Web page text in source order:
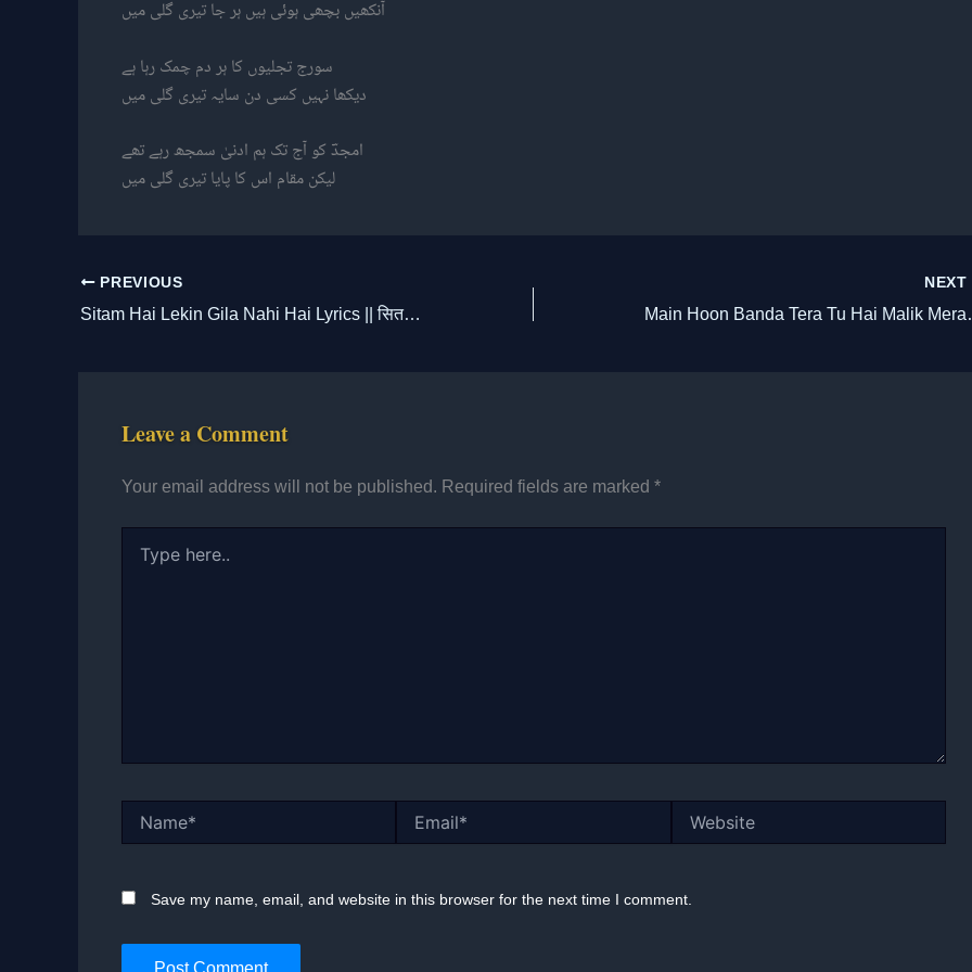
آنکھیں بچھی ہوئی ہیں ہر جا تیری گلی میں
سورج تجلیوں کا ہر دم چمک رہا ہے
دیکھا نہیں کسی دن سایہ تیری گلی میں
امجدؔ کو آج تک ہم ادنیٰ سمجھ رہے تھے
لیکن مقام اس کا پایا تیری گلی میں
PREVIOUS
Sitam Hai Lekin Gila Nahi Hai Lyrics || सितम है लेकिन गिला नहीं है, अलम है फ़िक्र-ए-अलम नहीं है।
NEXT
Main Hoon
Leave a Comment
Your email address will not be published. Required fields are marked *
here..
Save my name, email, and website in this browser for the next time I comment.